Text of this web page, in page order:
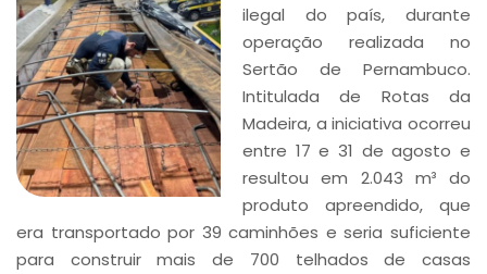
ilegal do país, durante
operação realizada no
Sertão de Pernambuco.
Intitulada de Rotas da
Madeira, a iniciativa ocorreu
entre 17 e 31 de agosto e
resultou em 2.043 m³ do
produto apreendido, que
era transportado por 39 caminhões e seria suficiente
para construir mais de 700 telhados de casas